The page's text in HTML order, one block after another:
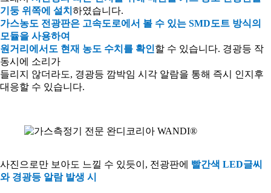
기둥 위쪽에 설치 하였습니다.
가스농도 전광판은 고속도로에서 볼 수 있는 SMD도트 방식의
모듈을 사용하여
원거리에서도 현재 농도 수치를 확인할 수 있습니다. 경광등 작
동시에 소리가
들리지 않더라도, 경광등 깜박임 시각 알람을 통해 즉시 인지후
대응할 수 있습니다.
사진으로만 보아도 느낄 수 있듯이 , 전광판에 빨간색 LED글씨
와 경광등 알람 발생 시